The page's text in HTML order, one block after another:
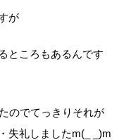
が
ところもあるんです
のでてっきりそれが
失礼しましたm(_ _)m